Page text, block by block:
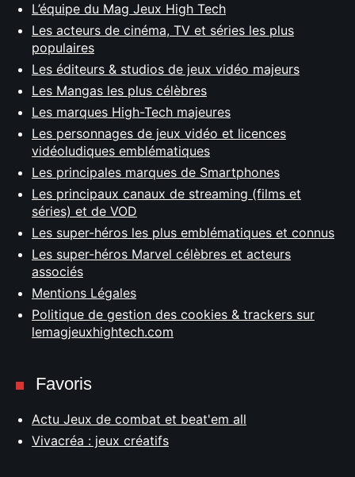
L’équipe du Mag Jeux High Tech
Les acteurs de cinéma, TV et séries les plus
populaires
Les éditeurs & studios de jeux vidéo majeurs
Les Mangas les plus célèbres
Les marques High-Tech majeures
Les personnages de jeux vidéo et licences
vidéoludiques emblématiques
Les principales marques de Smartphones
Les principaux canaux de streaming (films et
séries) et de VOD
Les super-héros les plus emblématiques et connus
Les super-héros Marvel célèbres et acteurs
associés
Mentions Légales
Politique de gestion des cookies & trackers sur
lemagjeuxhightech.com
Favoris
Actu Jeux de combat et beat'em all
Vivacréa : jeux créatifs